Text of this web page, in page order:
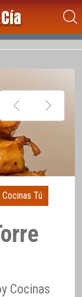
Cocinas Tú
Cocinas